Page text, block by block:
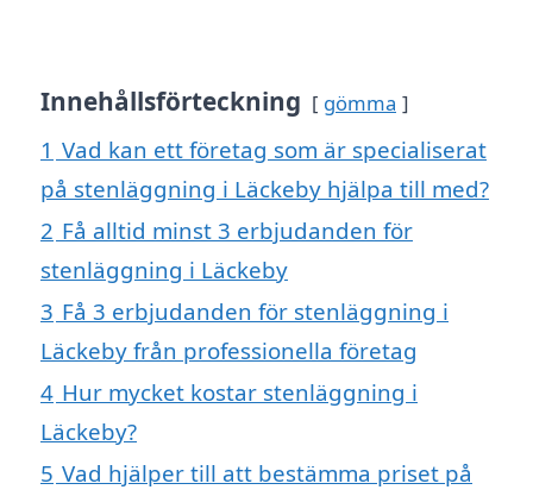
Innehållsförteckning gömma
1 Vad kan ett företag som är specialiserat
på stenläggning i Läckeby hjälpa till med?
2 Få alltid minst 3 erbjudanden för
stenläggning i Läckeby
3 Få 3 erbjudanden för stenläggning i
Läckeby från professionella företag
4 Hur mycket kostar stenläggning i
Läckeby?
5 Vad hjälper till att bestämma priset på